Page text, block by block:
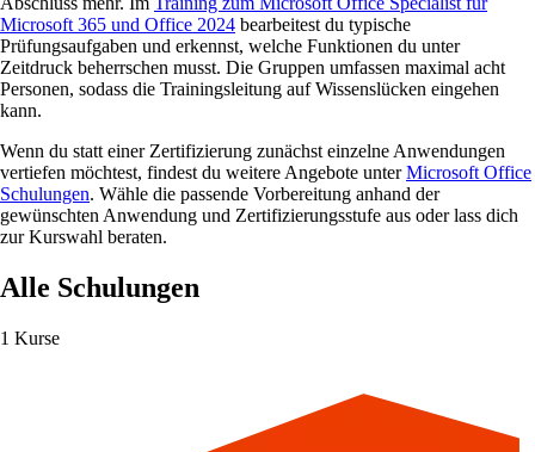
Microsoft 365 und Office 2024 bearbeitest du typische
Prüfungsaufgaben und erkennst, welche Funktionen du unter
Zeitdruck beherrschen musst. Die Gruppen umfassen maximal acht
Personen, sodass die Trainingsleitung auf Wissenslücken eingehen
kann.
Wenn du statt einer Zertifizierung zunächst einzelne Anwendungen
vertiefen möchtest, findest du weitere Angebote unterMicrosoft Office
Schulungen. Wähle die passende Vorbereitung anhand der
gewünschten Anwendung und Zertifizierungsstufe aus oder lass dich
zur Kurswahl beraten.
Alle Schulungen
1 Kurse